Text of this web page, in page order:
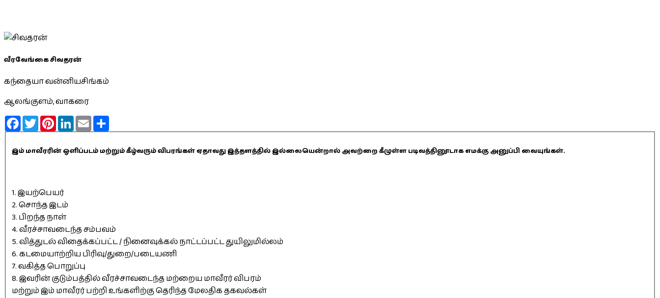
வீரவேங்கை சிவதரன்
கந்தையா வன்னியசிங்கம்
ஆலங்குளம், வாகரை
FacebookTwitterPinterestLinkedInEmail
இம் மாவீரரின் ஒளிப்படம் மற்றும் கீழ்வரும் விபரங்கள் ஏதாவது இத்தளத்தில் இல்லையென்றால் அவற்றை கீழுள்ள படிவத்தினூடாக எமக்கு அனுப்பி வையுங்கள்.
1. இயற்பெயர்
2. சொந்த இடம்
3. பிறந்த நாள்
4. வீரச்சாவடைந்த சம்பவம்
5. வித்துடல் விதைக்கப்பட்ட / நினைவுக்கல் நாட்டப்பட்ட துயிலுமில்லம்
6. கடமையாற்றிய பிரிவு/துறை/படையணி
7. வகித்த பொறுப்பு
8. இவரின் குடும்பத்தில் வீரச்சாவடைந்த மற்றைய மாவீரர் விபரம்
மற்றும் இம் மாவீரர் பற்றி உங்களிற்கு தெரிந்த மேலதிக தகவல்கள்